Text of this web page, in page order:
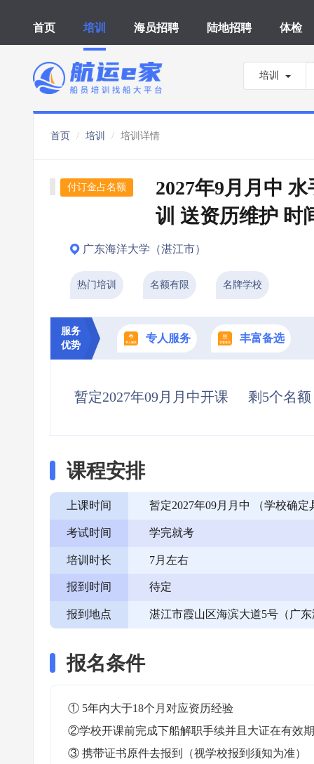
首页 培训 海员招聘 陆地招聘 体检
培训
首页 培训 培训详情
付订金占名额
2027年9月月中
训 送资历维护 时
广东海洋大学（湛江市）
热门培训 名额有限 名牌学校
服务
优势
专人服务 丰富备选
暂定2027年09月月中开课 剩5个名额
课程安排
上课时间 暂定2027年09月月中 （学校确
考试时间 学完就考
培训时长 7月左右
报到时间 待定
报到地点 湛江市霞山区海滨大道5号（广
报名条件
① 5年内大于18个月对应资历经验
②学校开课前完成下船解职手续并且大证在有效
③ 携带证书原件去报到（视学校报到须知为准）